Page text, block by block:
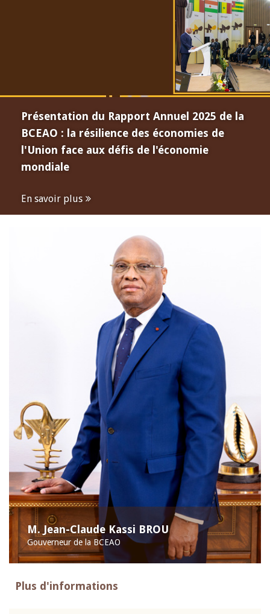
Présentation du Rapport Annuel 2025 de la
BCEAO : la résilience des économies de
l'Union face aux défis de l'économie
mondiale
En savoir plus
M. Jean-Claude Kassi BROU
Gouverneur de la BCEAO
Plus d'informations